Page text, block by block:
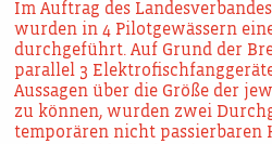
Im Auftrag des
wurden in 4 Pilotgewässern
durchgeführt. Auf Grund der
parallel 3
Aussagen über die Größe der
zu können, wurden zwei
temporären nicht passierbaren